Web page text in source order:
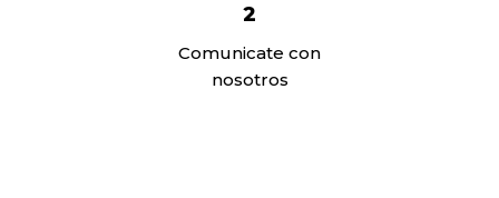
2
Comunicate con
nosotros